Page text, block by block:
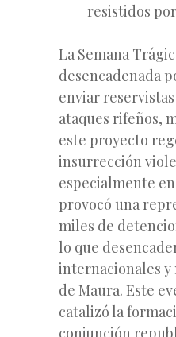
resistidos
La Semana
desencadenada
enviar
ataques rifeños,
este proyecto
insurrección
especialmente
provocó una
miles de
lo que
internacionales
de Maura. Este
catalizó la
conjunción